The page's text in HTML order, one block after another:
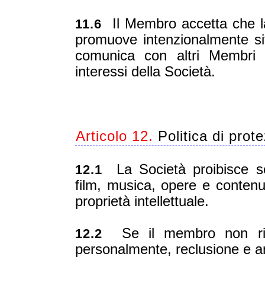
11.6 Il Membro accetta che
promuove intenzionalmente
comunica con altri Membri
interessi della Società.
Articolo 12. Politica di
12.1 La Società proibisce
film, musica, opere e
proprietà intellettuale.
12.2 Se il membro non
personalmente, reclusione e